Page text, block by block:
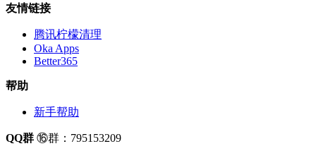
友情链接
腾讯柠檬清理
Oka Apps
Better365
帮助
新手帮助
QQ群 ⑯群：795153209